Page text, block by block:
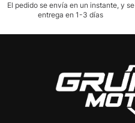
El pedido se envía en un instante, y se
entrega en 1-3 días